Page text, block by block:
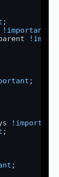
;
!important
;
!important
;
;